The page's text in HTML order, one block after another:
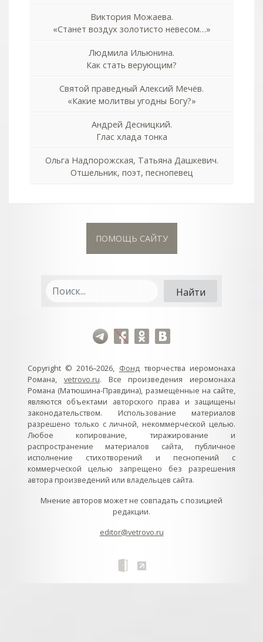
Виктория Можаева.
«Станет воздух золотисто невесом…»
Людмила Ильюнина.
Как стать верующим?
Святой праведный Алексий Мечёв.
«Какие молитвы угодны Богу?»
Андрей Десницкий.
Глас хлада тонка
Ольга Надпорожская, Татьяна Дашкевич.
Отшельник, поэт, песнопевец
ПОМОЩЬ САЙТУ
Copyright © 2016–2026, Фондтворчества иеромонаха
Романа, vetrovo.ru. Все произведения иеромонаха
Романа (Матюшина-Правдина), размещённые на сайте,
являются объектами авторского права и защищены
законодательством. Использование материалов
разрешено только с личной, некоммерческой целью.
Любое копирование, тиражирование и
распространение материалов сайта, публичное
исполнение стихотворений и песнопений с
коммерческой целью запрещено без разрешения
автора произведений или владельцев сайта.
Мнение авторов может не совпадать с позицией
редакции.
editor@vetrovo.ru